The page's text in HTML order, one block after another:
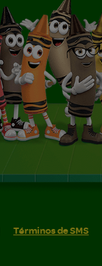
Términos de SMS